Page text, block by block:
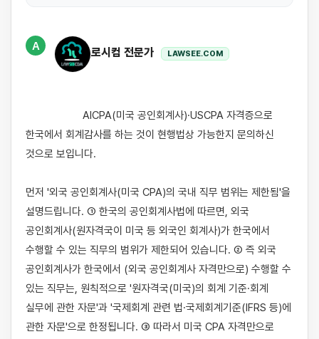
A
로시컴 전문가 LAWSEE.COM
한국에서 회계감사를 하는 것이 현행법상 가능한지 문의하신
것으로 보입니다.
먼저 '외국 공인회계사(미국 CPA)의 국내 직무 범위는 제한됨'을
설명드립니다. ① 한국의 공인회계사법에 따르면, 외국
공인회계사(원자격국이 미국 등 외국인 회계사)가 한국에서
수행할 수 있는 직무의 범위가 제한되어 있습니다. ② 즉 외국
공인회계사가 한국에서 (외국 공인회계사 자격만으로) 수행할 수
있는 직무는, 원칙적으로 '원자격국(미국)의 회계 기준·회계
실무에 관한 자문'과 '국제회계 관련 법·국제회계기준(IFRS 등)에
관한 자문'으로 한정됩니다. ③ 따라서 미국 CPA 자격만으로